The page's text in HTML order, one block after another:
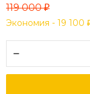
119 000₽
Экономия - 19 100